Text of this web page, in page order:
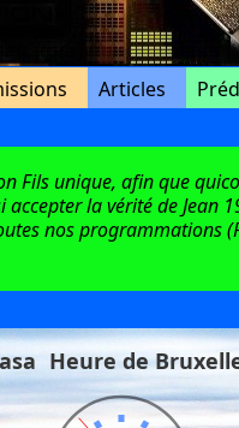
Articles
Fils unique, afin que
accepter la vérité de
nos programmations
Heure de